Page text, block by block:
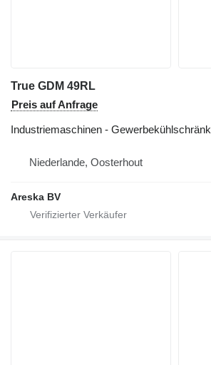
True GDM 49RL
Preis auf Anfrage
Industriemaschinen - Gewerbekühlschränk
Niederlande, Oosterhout
Areska BV